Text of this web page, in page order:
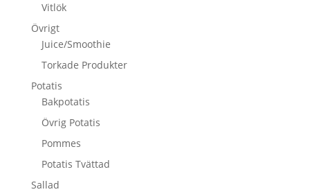
Vitlök
Övrigt
Juice/Smoothie
Torkade Produkter
Potatis
Bakpotatis
Övrig Potatis
Pommes
Potatis Tvättad
Sallad